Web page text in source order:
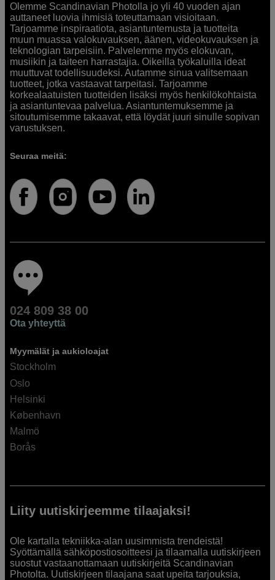
Olemme Scandinavian Photolla jo yli 40 vuoden ajan
auttaneet luovia ihmisiä toteuttamaan visioitaan.
Tarjoamme inspiraatiota, asiantuntemusta ja tuotteita
muun muassa valokuvauksen, äänen, videokuvauksen ja
teknologian tarpeisiin. Palvelemme myös elokuvan,
musiikin ja taiteen harrastajia. Oikeilla työkaluilla ideat
muuttuvat todellisuudeksi. Autamme sinua valitsemaan
tuotteet, jotka vastaavat tarpeitasi. Tarjoamme
korkealaatuisten tuotteiden lisäksi myös henkilökohtaista
ja asiantuntevaa palvelua. Asiantuntemuksemme ja
sitoutumisemme takaavat, että löydät juuri sinulle sopivan
varustuksen.
Seuraa meitä:
024 809 38 00
Ota yhteyttä
Myymälät ja aukioloajat
Stockholm
Oslo
Helsinki
København
Malmö
Borås
Liity uutiskirjeemme tilaajaksi!
Ole kartalla tekniikka-alan uusimmista trendeistä!
Syöttämällä sähköpostiosoitteesi ja tilaamalla uutiskirjeen
suostut vastaanottamaan uutiskirjeitä Scandinavian
Photolta. Uutiskirjeen tilaajana saat upeita tarjouksia,